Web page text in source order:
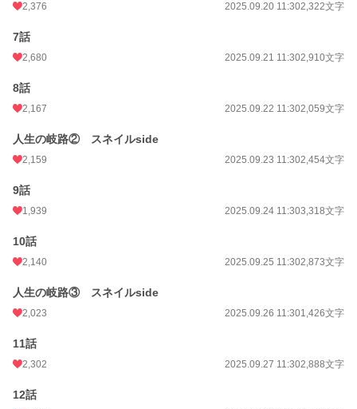
2,376 2025.09.20 11:302,322文字
7話
2,680 2025.09.21 11:302,910文字
8話
2,167 2025.09.22 11:302,059文字
人生の岐路② スネイルside
2,159 2025.09.23 11:302,454文字
9話
1,939 2025.09.24 11:303,318文字
10話
2,140 2025.09.25 11:302,873文字
人生の岐路③ スネイルside
2,023 2025.09.26 11:301,426文字
11話
2,302 2025.09.27 11:302,888文字
12話